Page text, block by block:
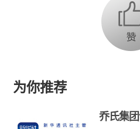
为你推荐
乔氏集